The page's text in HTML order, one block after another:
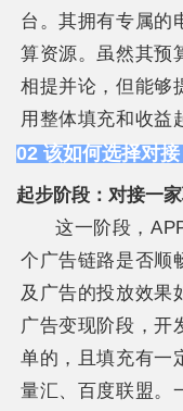
台。其拥有专属的
算资源。虽然其预
相提并论，但能够
用整体填充和收益
02 该如何选择对接
起步阶段：对接一
这一阶段，
个广告链路是否顺
及广告的投放效果
广告变现阶段，开
单的，且填充有一
量汇、百度联盟。